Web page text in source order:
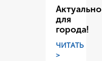
Актуально
для
города!
ЧИТАТЬ
>